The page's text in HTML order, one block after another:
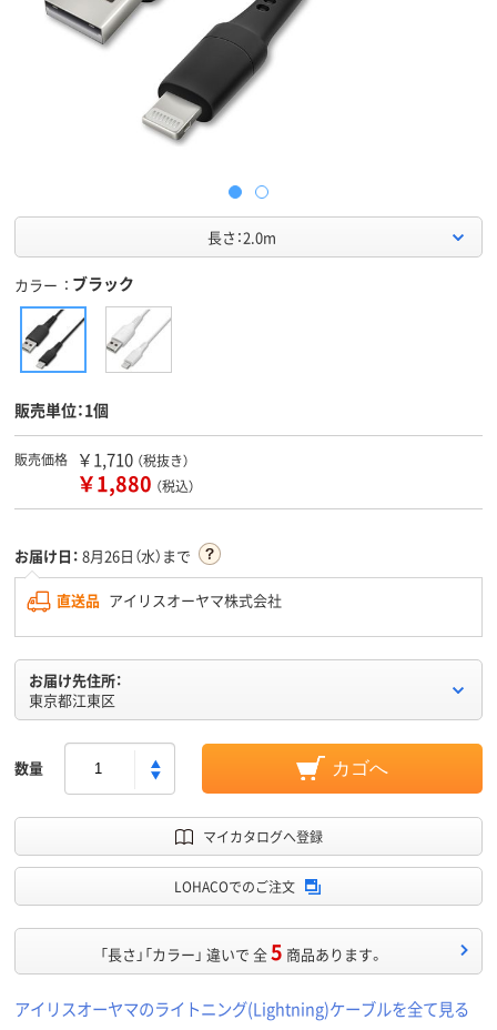
長さ：2.0m
カラー ブラック
販売単位：1個
販売価格 ￥1,710 （税抜き）
￥1,880 （税込）
お届け日： 8月26日（水）まで
直送品 アイリスオーヤマ株式会社
お届け先住所：
東京都江東区
数量 カゴへ
マイカタログへ登録
LOHACOでのご注文
「長さ」「カラー」 違いで 全5 商品あります。
アイリスオーヤマのライトニング(Lightning)ケーブルを全て見る